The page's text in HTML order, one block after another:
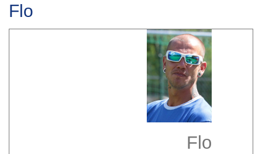
Flo
Flo